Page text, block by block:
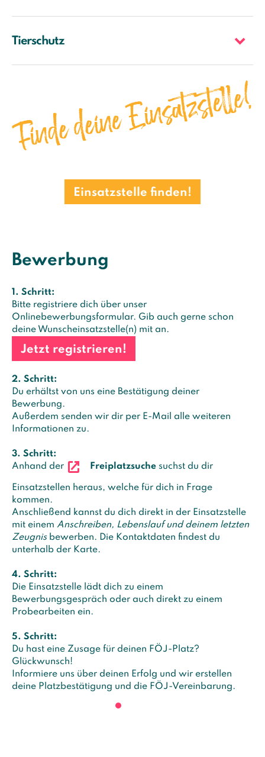
Tierschutz
Einsatzstelle finden!
Bewerbung
1. Schritt:
Bitte registriere dich über unser
Onlinebewerbungsformular. Gib auch gerne schon
deine Wunscheinsatzstelle(n) mit an.
Jetzt registrieren!
2. Schritt:
Du erhältst von uns eine Bestätigung deiner
Bewerbung.
Außerdem senden wir dir per E-Mail alle weiteren
Informationen zu.
3. Schritt:
Anhand der
Freiplatzsuche suchst du dir
Einsatzstellen heraus, welche für dich in Frage
kommen.
Anschließend kannst du dich direkt in der Einsatzstelle
mit einem Anschreiben, Lebenslauf und deinem letzten
Zeugnis bewerben. Die Kontaktdaten findest du
unterhalb der Karte.
4. Schritt:
Die Einsatzstelle lädt dich zu einem
Bewerbungsgespräch oder auch direkt zu einem
Probearbeiten ein.
5. Schritt:
Du hast eine Zusage für deinen FÖJ-Platz?
Glückwunsch!
Informiere uns über deinen Erfolg und wir erstellen
deine Platzbestätigung und die FÖJ-Vereinbarung.